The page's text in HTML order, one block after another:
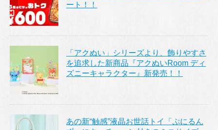
ート！！
「アクぬい」シリーズより、飾りやすさ
を追求した新商品『アクぬいRoom ディ
ズニーキャラクター』新発売！！
あの新“触感”液晶お世話トイ「ぷにるん